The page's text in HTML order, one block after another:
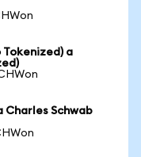
Tokenized) a
Charles Schwab